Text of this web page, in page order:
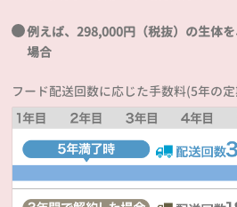
例えば、298,000円（税抜）の生体
場合
フード配送回数に応じた手数料(5年の